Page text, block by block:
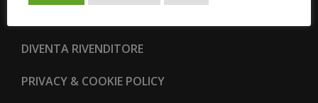
DIVENTA RIVENDITORE
PRIVACY & COOKIE POLICY